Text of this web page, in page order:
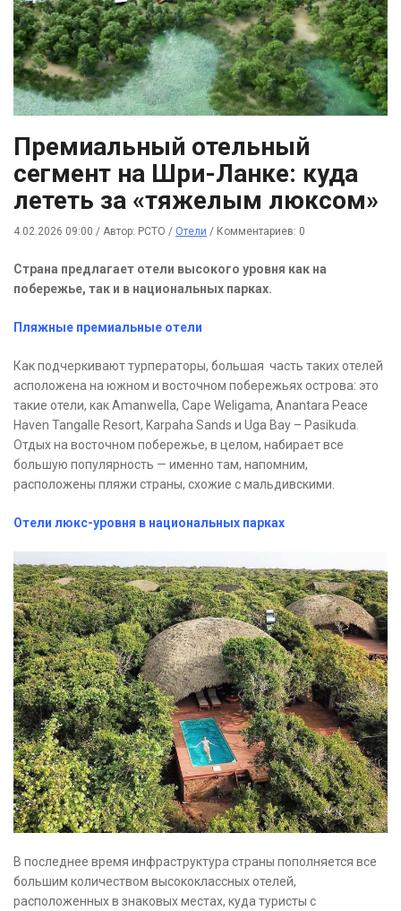
Премиальный отельный
сегмент на Шри-Ланке: куда
лететь за «тяжелым люксом»
4.02.2026 09:00 / Автор: РСТО / Отели / Комментариев: 0
Страна предлагает отели высокого уровня как на
побережье, так и в национальных парках.
Пляжные премиальные отели
Как подчеркивают турператоры, большая часть таких отелей
асположена на южном и восточном побережьях острова: это
такие отели, как Amanwella, Cape Weligama, Anantara Peace
Haven Tangalle Resort, Karpaha Sands и Uga Bay – Pasikuda.
Отдых на восточном побережье, в целом, набирает все
большую популярность — именно там, напомним,
расположены пляжи страны, схожие с мальдивскими.
Отели люкс-уровня в национальных парках
В последнее время инфраструктура страны пополняется все
большим количеством высококлассных отелей,
расположенных в знаковых местах, куда туристы с